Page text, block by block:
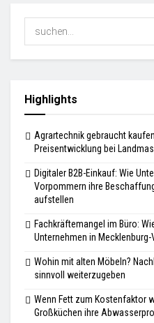
Highlights
Agrartechnik gebraucht
Preisentwicklung bei
Digitaler B2B-Einkauf: Wie
Vorpommern ihre
aufstellen
Fachkräftemangel im Büro:
Unternehmen in
Wohin mit alten Möbeln?
sinnvoll weiterzugeben
Wenn Fett zum Kostenfaktor
Großküchen ihre